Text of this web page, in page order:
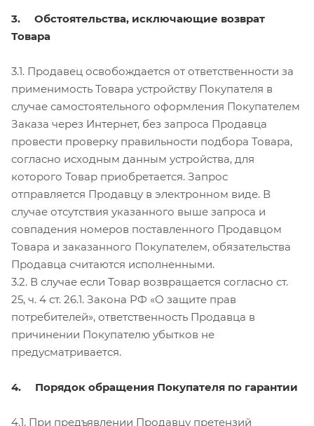
3. Обстоятельства, исключающие возврат
Товара
3.1. Продавец освобождается от ответственности за
применимость Товара устройству Покупателя в
случае самостоятельного оформления Покупателем
Заказа через Интернет, без запроса Продавца
провести проверку правильности подбора Товара,
согласно исходным данным устройства, для
которого Товар приобретается. Запрос
отправляется Продавцу в электронном виде. В
случае отсутствия указанного выше запроса и
совпадения номеров поставленного Продавцом
Товара и заказанного Покупателем, обязательства
Продавца считаются исполненными.
3.2. В случае если Товар возвращается согласно ст.
25, ч. 4 ст. 26.1. Закона РФ «О защите прав
потребителей», ответственность Продавца в
причинении Покупателю убытков не
предусматривается.
4. Порядок обращения Покупателя по гарантии
4.1. При предъявлении Продавцу претензий